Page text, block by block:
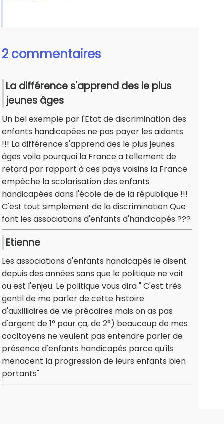
2 commentaires
La différence s'apprend des le plus
jeunes âges
Un bel exemple par l'Etat de discrimination des
enfants handicapées ne pas payer les aidants
!!! La différence s'apprend des le plus jeunes
âges voila pourquoi la France a tellement de
retard par rapport à ces pays voisins la France
empêche la scolarisation des enfants
handicapées dans l'école de de la république !!!
C'est tout simplement de la discrimination Que
font les associations d'enfants d'handicapés ???
Etienne
Les associations d'enfants handicapés le disent
depuis des années sans que le politique ne voit
ou est l'enjeu. Le politique vous dira " C'est très
gentil de me parler de cette histoire
d'auxilliaires de vie précaires mais on as pas
d'argent de 1° pour ça, de 2°) beaucoup de mes
cocitoyens ne veulent pas entendre parler de
présence d'enfants handicapés parce qu'ils
menacent la progression de leurs enfants bien
portants"